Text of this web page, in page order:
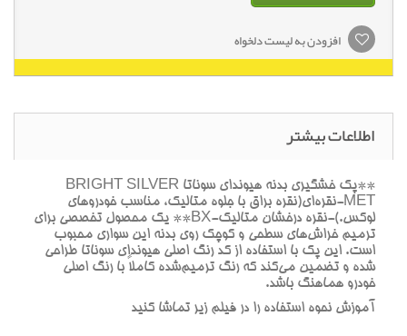
افزودن به لیست دلخواه
اطلاعات بیشتر
**پک خشگيري بدنه هيونداي سوناتا BRIGHT SILVER
MET-نقره‌اي(نقره براق با جلوه متاليک، مناسب خودروهاي
لوکس.)-نقره درخشان متاليک-BX** يک محصول تخصصي براي
ترميم خراش‌هاي سطحي و کوچک روي بدنه اين سواري محبوب
است. اين پک با استفاده از کد رنگ اصلي هيونداي سوناتا طراحي
شده و تضمين مي‌کند که رنگ ترميم‌شده کاملاً با رنگ اصلي
خودرو هماهنگ باشد.
آموزش نحوه استفاده را در فيلم زير تماشا کنيد